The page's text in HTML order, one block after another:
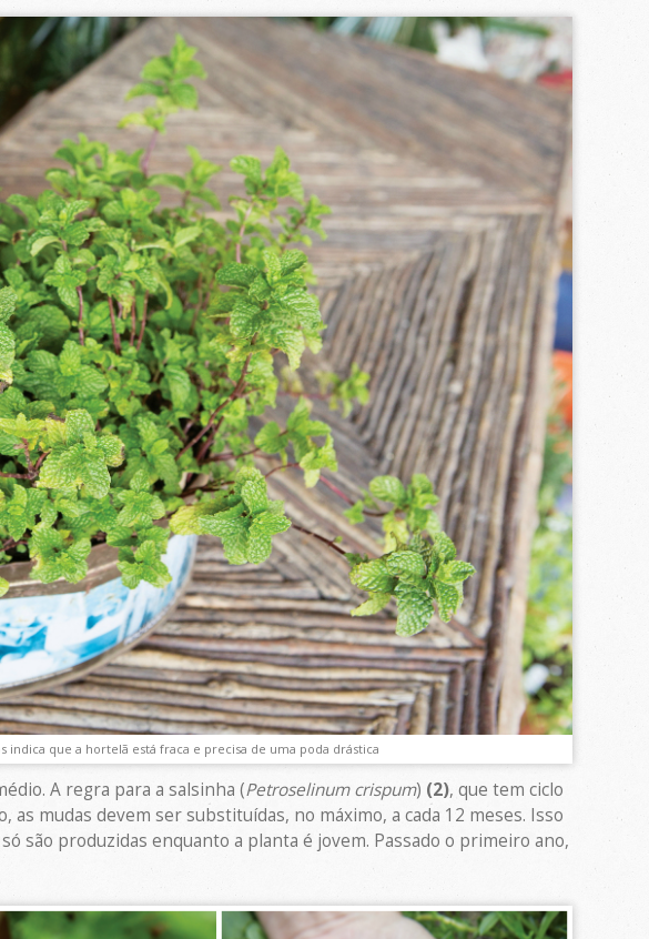
indica que a hortelã está fraca e precisa de uma poda drástica
A regra para a salsinha (Petroselinum crispum) (2), que tem ciclo
mudas devem ser substituídas, no máximo, a cada 12 meses. Isso
são produzidas enquanto a planta é jovem. Passado o primeiro ano,